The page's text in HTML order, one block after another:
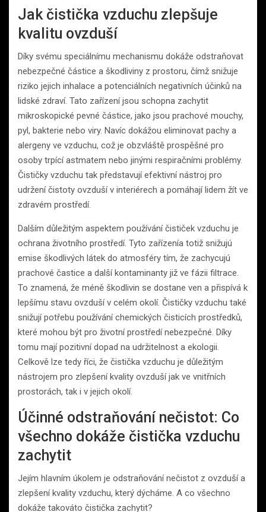
Jak čistička vzduchu zlepšuje
kvalitu ovzduší
Díky svému speciálnímu mechanismu dokáže odstraňovat
nebezpečné částice a škodliviny z prostoru, čímž snižuje
riziko jejich inhalace a potenciálních negativních účinků na
lidské zdraví. Tato zařízení jsou schopna zachytit
mikroskopické pevné částice, jako jsou prachové mouchy,
pyl, bakterie nebo viry. Navíc dokážou eliminovat pachy a
alergeny ve vzduchu, což je obzvláště prospěšné pro
osoby trpící astmatem nebo jinými respiračními problémy.
Čističky vzduchu tak představují efektivní nástroj pro
udržení čistoty ovzduší v interiérech a pomáhají lidem žít ve
zdravém prostředí.
Dalším důležitým aspektem používání čističek vzduchu je
ochrana životního prostředí. Tyto zařízenía totiž snižujú
emise škodlivých látek do atmosféry tím, že zachycujú
prachové častice a další kontaminanty již ve fázii filtrace.
To znamená, že méně škodlivin se dostane ven a přispívá k
lepšímu stavu ovzduší v celém okolí. Čističky vzduchu také
snižují potřebu používání chemických čisticích prostředků,
které mohou být pro životní prostředí nebezpečné. Díky
tomu mají pozitivní dopad na udržitelnost a ekologii.
Celkově lze tedy říci, že čistička vzduchu je důležitým
nástrojem pro zlepšení kvality ovzduší jak ve vnitřních
prostorách, tak i v jejich okolí.
Účinné odstraňování nečistot: Co
všechno dokáže čistička vzduchu
zachytit
Jejím hlavním úkolem je odstraňování nečistot z ovzduší a
zlepšení kvality vzduchu, který dýcháme. A co všechno
dokáže takováto čistička zachytit?